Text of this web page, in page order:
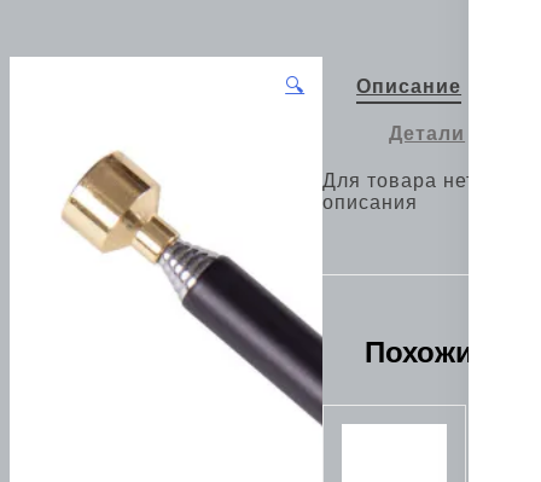
🔍
Описание
Детали
Для товара нет
описания
Похожие